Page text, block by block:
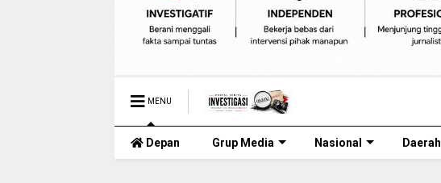
MENU
Depan Grup Media Nasional Daerah